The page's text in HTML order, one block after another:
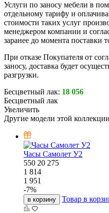
Услуги по заносу мебели в
отдельному тарифу и
стоимости таких услуг
менеджером компании и
заранее до момента поставки
При отказе Покупателя от
заносу, доставка будет
разгрузки.
Бесцветный лак: 18 056
Бесцветный лак
Увеличить
Другие модели этой коллекции
Часы Самолет У2
550 20 275
1 814
1 951
-7%
в корзину Товар в